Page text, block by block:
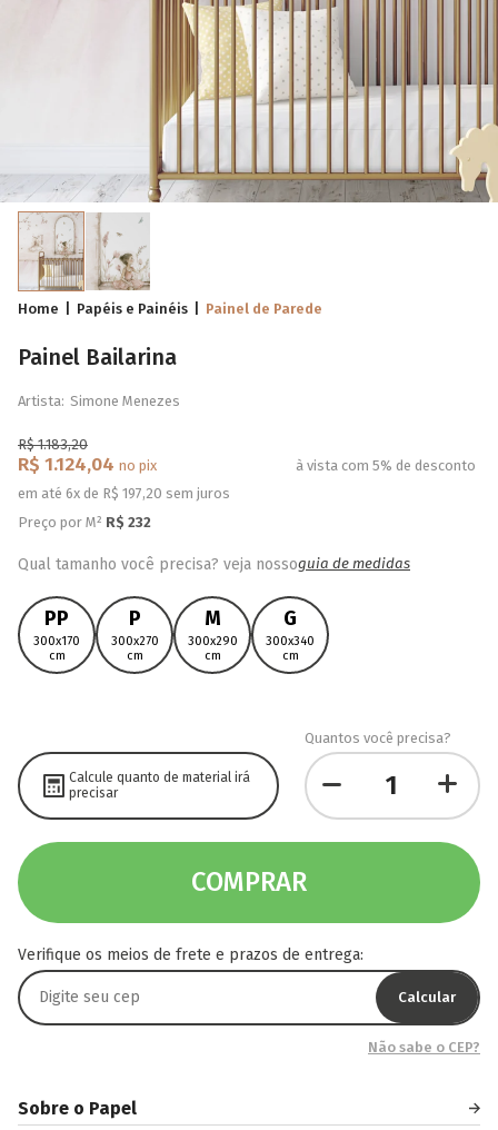
Home Papéis e Painéis Painel de Parede
Painel Bailarina
Artista: Simone Menezes
R$ 1.183,20
R$ 1.124,04 no pix
à vista com 5% de desconto
em até 6x de R$ 197,20 sem juros
Preço por M² R$ 232
Qual tamanho você precisa? veja nossoguia de medidas
PP
300x170
cm
P
300x270
cm
M
300x290
cm
G
300x340
cm
Calcule quanto de material irá
precisar
Quantos você precisa?
COMPRAR
Verifique os meios de frete e prazos de entrega:
Calcular
Não sabe o CEP?
Sobre o Papel